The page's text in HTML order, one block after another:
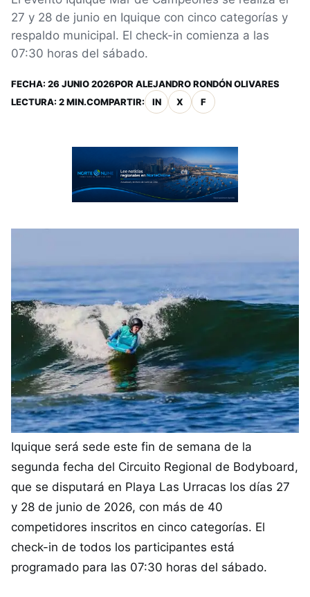
27 y 28 de junio en Iquique con cinco categorías y
respaldo municipal. El check-in comienza a las
07:30 horas del sábado.
FECHA: 26 JUNIO 2026POR ALEJANDRO RONDÓN OLIVARES
LECTURA: 2 MIN.COMPARTIR: IN X F
Iquique será sede este fin de semana de la
segunda fecha del Circuito Regional de Bodyboard,
que se disputará en Playa Las Urracas los días 27
y 28 de junio de 2026, con más de 40
competidores inscritos en cinco categorías. El
check-in de todos los participantes está
programado para las 07:30 horas del sábado.